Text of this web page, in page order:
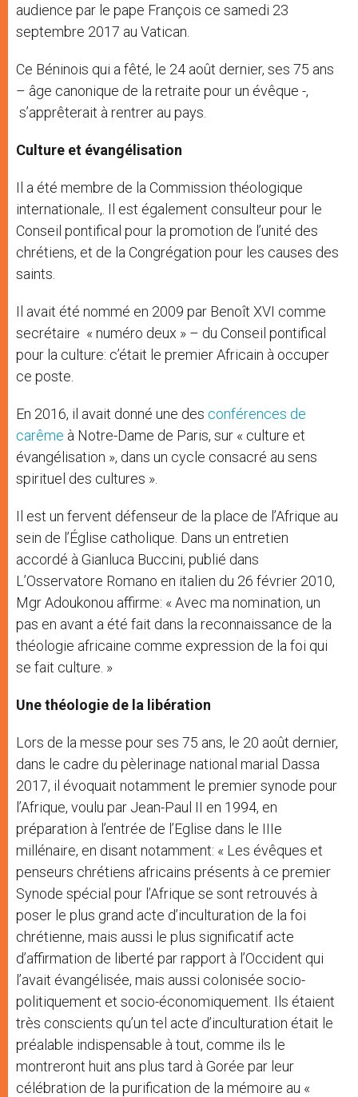
audience par le pape François ce samedi 23
septembre 2017 au Vatican.
Ce Béninois qui a fêté, le 24 août dernier, ses 75 ans
– âge canonique de la retraite pour un évêque -,
s’apprêterait à rentrer au pays.
Culture et évangélisation
Il a été membre de la Commission théologique
internationale,. Il est également consulteur pour le
Conseil pontifical pour la promotion de l’unité des
chrétiens, et de la Congrégation pour les causes des
saints.
Il avait été nommé en 2009 par Benoît XVI comme
secrétaire « numéro deux » – du Conseil pontifical
pour la culture: c’était le premier Africain à occuper
ce poste.
En 2016, il avait donné une des conférences de
carême à Notre-Dame de Paris, sur « culture et
évangélisation », dans un cycle consacré au sens
spirituel des cultures ».
Il est un fervent défenseur de la place de l’Afrique au
sein de l’Église catholique. Dans un entretien
accordé à Gianluca Buccini, publié dans
L’Osservatore Romano en italien du 26 février 2010,
Mgr Adoukonou affirme: « Avec ma nomination, un
pas en avant a été fait dans la reconnaissance de la
théologie africaine comme expression de la foi qui
se fait culture. »
Une théologie de la libération
Lors de la messe pour ses 75 ans, le 20 août dernier,
dans le cadre du pèlerinage national marial Dassa
2017, il évoquait notamment le premier synode pour
l’Afrique, voulu par Jean-Paul II en 1994, en
préparation à l’entrée de l’Eglise dans le IIIe
millénaire, en disant notamment: « Les évêques et
penseurs chrétiens africains présents à ce premier
Synode spécial pour l’Afrique se sont retrouvés à
poser le plus grand acte d’inculturation de la foi
chrétienne, mais aussi le plus significatif acte
d’affirmation de liberté par rapport à l’Occident qui
l’avait évangélisée, mais aussi colonisée socio-
politiquement et socio-économiquement. Ils étaient
très conscients qu’un tel acte d’inculturation était le
préalable indispensable à tout, comme ils le
montreront huit ans plus tard à Gorée par leur
célébration de la purification de la mémoire au «